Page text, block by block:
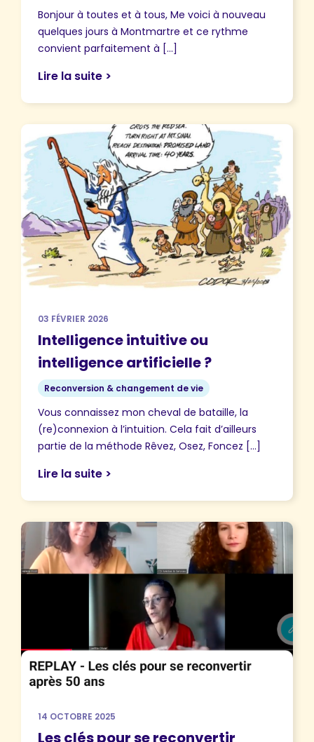
Bonjour à toutes et à tous, Me voici à nouveau
quelques jours à Montmartre et ce rythme
convient parfaitement à […]
Lire la suite >
03 FÉVRIER 2026
Intelligence intuitive ou
intelligence artificielle ?
Reconversion & changement de vie
Vous connaissez mon cheval de bataille, la
(re)connexion à l’intuition. Cela fait d’ailleurs
partie de la méthode Rêvez, Osez, Foncez […]
Lire la suite >
14 OCTOBRE 2025